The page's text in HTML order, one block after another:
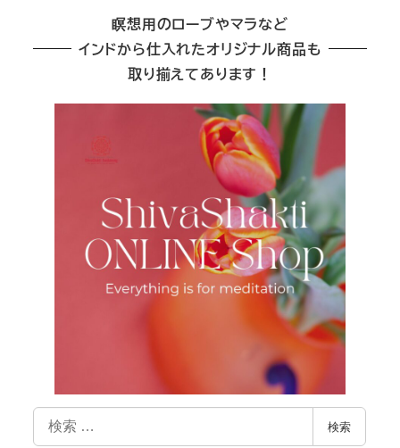
瞑想用のローブやマラなど
インドから仕入れたオリジナル商品も
取り揃えてあります！
索
検索